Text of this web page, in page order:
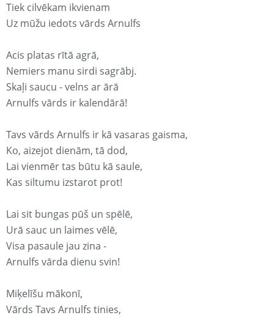
Tiek cilvēkam ikvienam
Uz mūžu iedots vārds Arnulfs
Acis platas rītā agrā,
Nemiers manu sirdi sagrābj.
Skaļi saucu - velns ar ārā
Arnulfs vārds ir kalendārā!
Tavs vārds Arnulfs ir kā vasaras gaisma,
Ko, aizejot dienām, tā dod,
Lai vienmēr tas būtu kā saule,
Kas siltumu izstarot prot!
Lai sit bungas pūš un spēlē,
Urā sauc un laimes vēlē,
Visa pasaule jau zina -
Arnulfs vārda dienu svin!
Miķelīšu mākonī,
Vārds Tavs Arnulfs tinies,